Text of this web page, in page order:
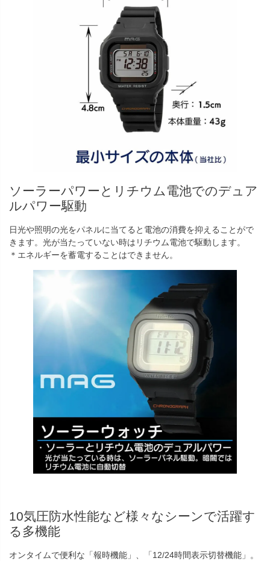
ソーラーパワーとリチウム電池でのデュア
ルパワー駆動
日光や照明の光をパネルに当てると電池の消費を抑えることがで
きます。光が当たっていない時はリチウム電池で駆動します。
＊エネルギーを蓄電することはできません。
10気圧防水性能など様々なシーンで活躍す
る多機能
オンタイムで便利な「報時機能」、「12/24時間表示切替機能」。